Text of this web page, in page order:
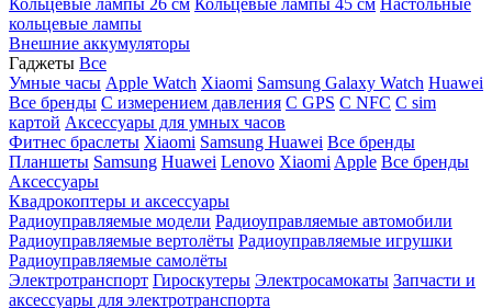
Кольцевые лампы 26 см Кольцевые лампы 45 см Настольные
кольцевые лампы
Внешние аккумуляторы
Гаджеты Все
Умные часы Apple Watch Xiaomi Samsung Galaxy Watch Huawei
Все бренды C измерением давления C GPS C NFC C sim
картой Аксессуары для умных часов
Фитнес браслеты Xiaomi Samsung Huawei Все бренды
Планшеты Samsung Huawei Lenovo Xiaomi Apple Все бренды
Аксессуары
Квадрокоптеры и аксессуары
Радиоуправляемые модели Радиоуправляемые автомобили
Радиоуправляемые вертолёты Радиоуправляемые игрушки
Радиоуправляемые самолёты
Электротранспорт Гироскутеры Электросамокаты Запчасти и
аксессуары для электротранспорта